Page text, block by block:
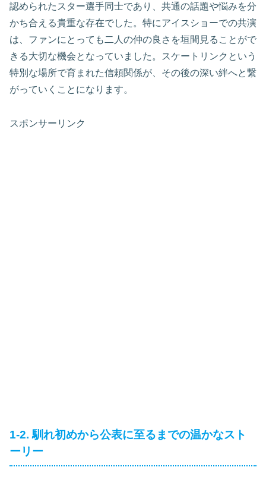
認められたスター選手同士であり、共通の話題や悩みを分
かち合える貴重な存在でした。特にアイスショーでの共演
は、ファンにとっても二人の仲の良さを垣間見ることがで
きる大切な機会となっていました。スケートリンクという
特別な場所で育まれた信頼関係が、その後の深い絆へと繋
がっていくことになります。
スポンサーリンク
1-2. 馴れ初めから公表に至るまでの温かなスト
ーリー